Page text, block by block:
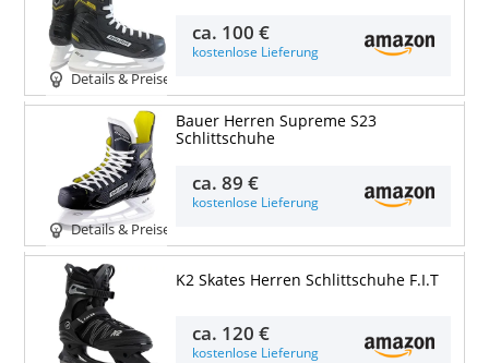
Details & Preise
ca. 100 €
kostenlose Lieferung
Details & Preise
Bauer Herren Supreme S23
Schlittschuhe
ca.89 €
kostenlose Lieferung
K2 Skates Herren Schlittschuhe F.I.T
ca. 120 €
kostenlose Lieferung